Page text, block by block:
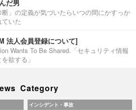
だ男
」の定義が気づいたらいつの間にかすっか
いた
法人会員登録について]
Wants To Be Shared.「セキュリティ情報
欲する」
Category
インシデント・事故